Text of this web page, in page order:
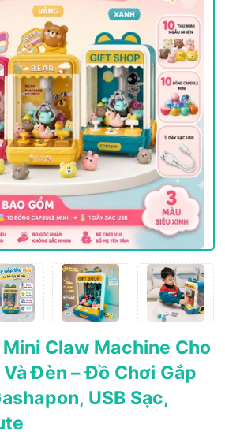
Claw Machine Cho
Đèn – Đồ Chơi Gắp
USB Sạc,